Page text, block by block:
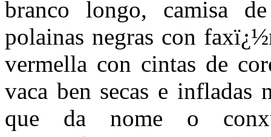
branco longo, camisa
polainas negras con
vermella con cintas de
vaca ben secas e infladas
que da nome o